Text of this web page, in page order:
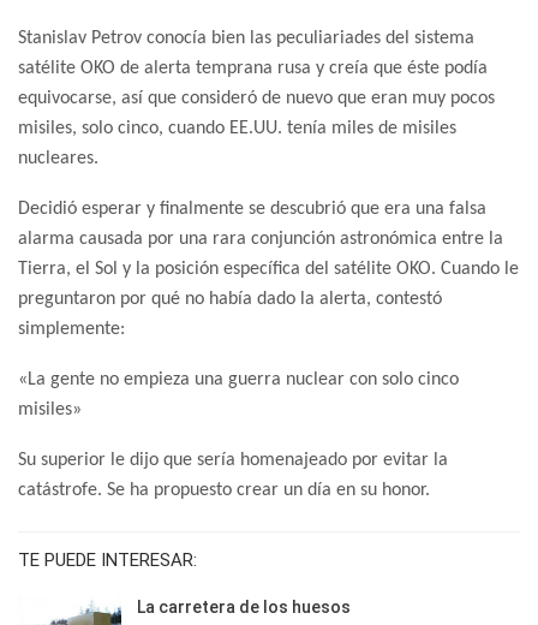
Stanislav Petrov conocía bien las peculiariades del sistema
satélite OKO de alerta temprana rusa y creía que éste podía
equivocarse, así que consideró de nuevo que eran muy pocos
misiles, solo cinco, cuando EE.UU. tenía miles de misiles
nucleares.
Decidió esperar y finalmente se descubrió que era una falsa
alarma causada por una rara conjunción astronómica entre la
Tierra, el Sol y la posición específica del satélite OKO. Cuando le
preguntaron por qué no había dado la alerta, contestó
simplemente:
«La gente no empieza una guerra nuclear con solo cinco
misiles»
Su superior le dijo que sería homenajeado por evitar la
catástrofe. Se ha propuesto crear un día en su honor.
TE PUEDE INTERESAR:
La carretera de los huesos